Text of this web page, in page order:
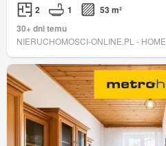
2 1
53 m²
30+ dni temu
NIERUCHOMOSCI-ONLINE.PL - HOME